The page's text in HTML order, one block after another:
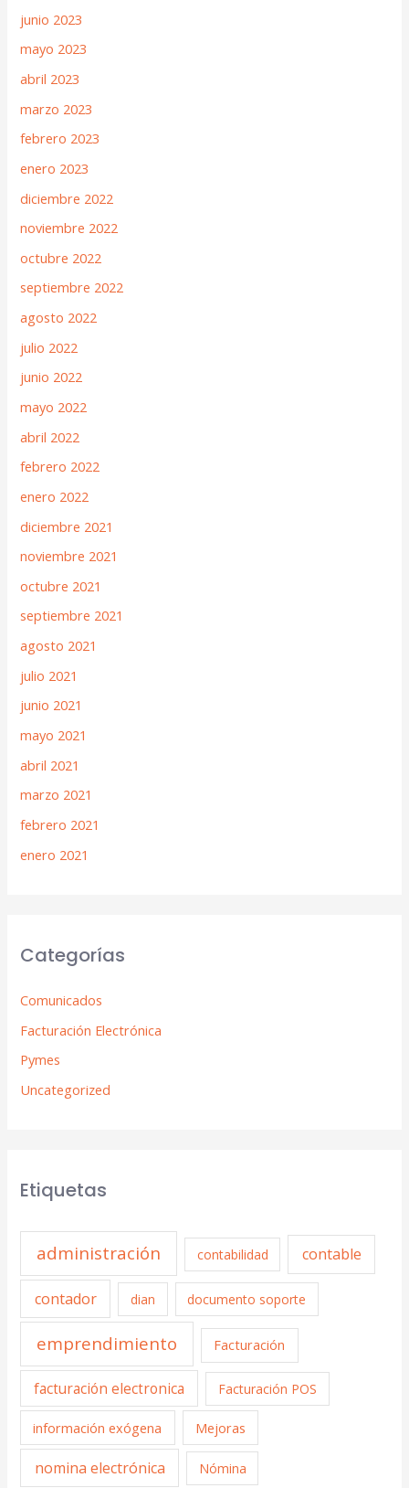
junio 2023
mayo 2023
abril 2023
marzo 2023
febrero 2023
enero 2023
diciembre 2022
noviembre 2022
octubre 2022
septiembre 2022
agosto 2022
julio 2022
junio 2022
mayo 2022
abril 2022
febrero 2022
enero 2022
diciembre 2021
noviembre 2021
octubre 2021
septiembre 2021
agosto 2021
julio 2021
junio 2021
mayo 2021
abril 2021
marzo 2021
febrero 2021
enero 2021
Categorías
Comunicados
Facturación Electrónica
Pymes
Uncategorized
Etiquetas
administración contabilidad contable
contador dian documento soporte
emprendimiento Facturación
facturación electronica Facturación POS
información exógena Mejoras
nomina electrónica Nómina